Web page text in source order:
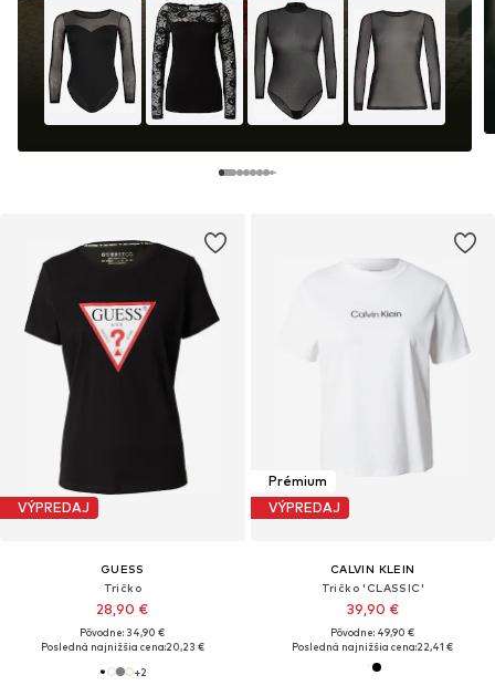
VÝPREDAJ
GUESS
Tričko
28,90 €
Pôvodne: 34,90 €
Posledná najnižšia cena:20,23 €
+2
Prémium
VÝPREDAJ
CALVIN KLEIN
Tričko 'CLASSIC'
39,90 €
Pôvodne: 49,90 €
Posledná najnižšia cena:22,41 €